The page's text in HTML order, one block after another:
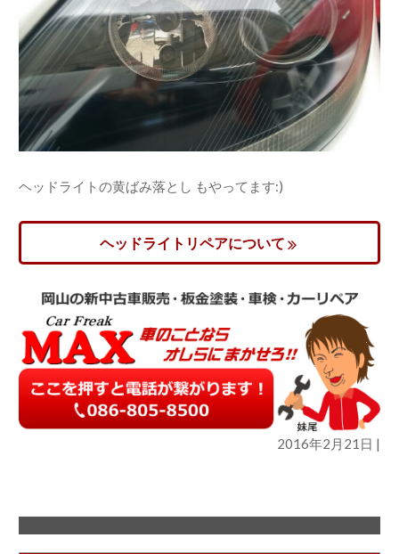
ヘッドライトの黄ばみ落とし もやってます:)
ヘッドライトリペアについて
2016年2月21日 |